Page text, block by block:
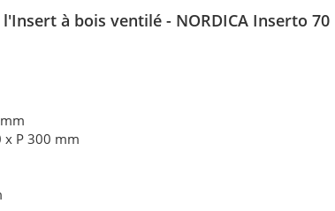
à bois ventilé - NORDICA Inserto 70
x P 300 mm